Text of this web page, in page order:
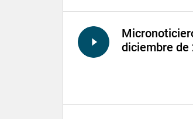
diciembre de